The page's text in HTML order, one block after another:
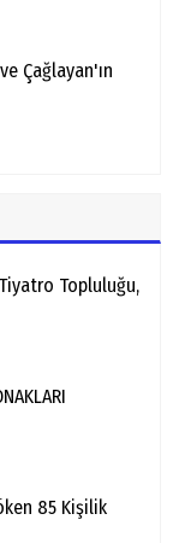
Çağlayan'ın
Topluluğu,
85 Kişilik